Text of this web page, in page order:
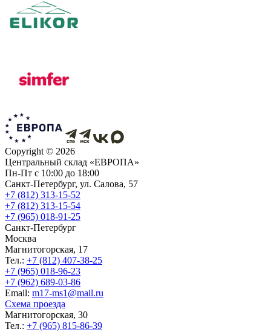
Copyright © 2026
Центральный склад «ЕВРОПА»
Пн-Пт с 10:00 до 18:00
Санкт-Петербург, ул. Салова, 57
+7 (812) 313-15-52
+7 (812) 313-15-54
+7 (965) 018-91-25
Санкт-Петербург
Москва
Магнитогорская, 17
Тел.: +7 (812) 407-38-25
+7 (965) 018-96-23
+7 (962) 689-03-86
Еmail: m17-ms1@mail.ru
Схема проезда
Магнитогорская, 30
Тел.: +7 (965) 815-86-39